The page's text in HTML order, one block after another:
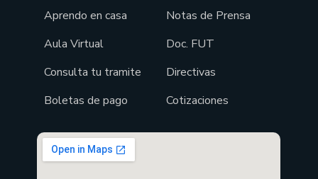
Aprendo en casa
Aula Virtual
Consulta tu tramite
Boletas de pago
Notas de Prensa
Doc. FUT
Directivas
Cotizaciones